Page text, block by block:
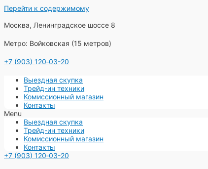
Перейти к содержимому
Москва, Ленинградское шоссе 8
Метро: Войковская (15 метров)
+7 (903) 120‑03-20
Выездная скупка
Трейд-ин техники
Комиссионный магазин
Контакты
Menu
Выездная скупка
Трейд-ин техники
Комиссионный магазин
Контакты
+7 (903) 120‑03-20